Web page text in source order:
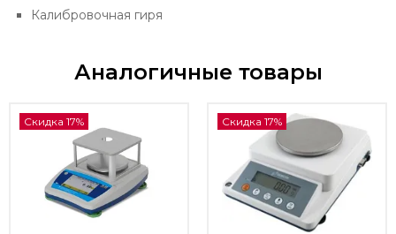
Калибровочная гиря
Аналогичные товары
Скидка 17% Скидка 17%